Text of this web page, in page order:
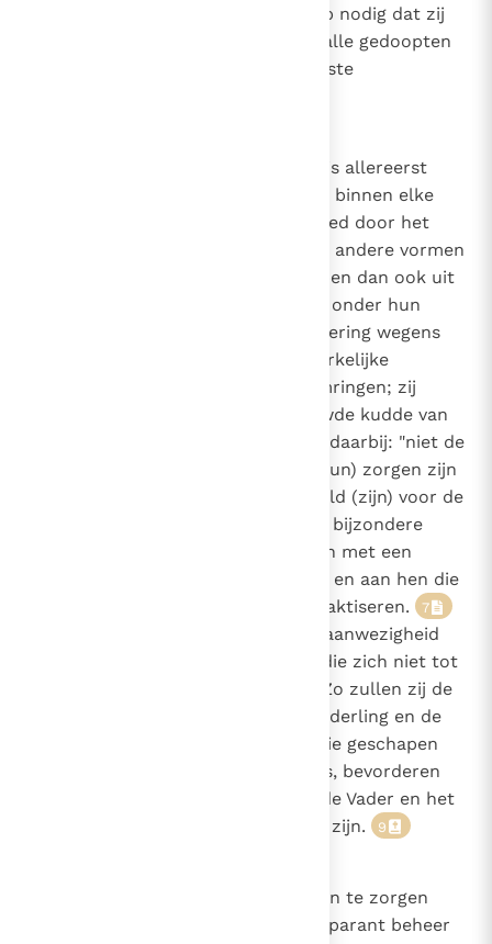
vernieuwing van de gemeenschap nodig dat zij
vaderlijke zorg betrachten voor alle gedoopten
en in het bijzonder voor hun naaste
De interkerkelijke gemeenschap is allereerst
gegrondvest op de gemeenschap binnen elke
lokale Kerk, die altijd wordt gevoed door het
Woord Gods, de Sacramenten en andere vormen
van gebed. Ik nodig de bisschoppen dan ook uit
om alle christelijke gelovigen die onder hun
jurisdictie vallen, zonder uitzondering wegens
sociale status, nationaliteit of kerkelijke
herkomst, met hun zorgen te omringen; zij
moeten voor de hun toevertrouwde kudde van
God zorgen, daarover waken, en daarbij: "niet de
baas (spelen) over hen die aan (hun) zorgen zijn
toevertrouwd, maar een voorbeeld (zijn) voor de
. Laten zij ook bijzondere
aandacht schenken aan gelovigen met een
onregelmatige religieuze praktijk en aan hen die
om allerlei redenen niet meer praktiseren. 7
Zij moeten ook de liefhebbende aanwezigheid
van Christus voorleven aan hen die zich niet tot
het christelijk geloof bekennen. Zo zullen zij de
eenheid tussen de Christenen onderling en de
solidariteit tussen alle mensen die geschapen
zijn naar Gods beeld en gelijkenis, bevorderen
, want alles komt voort uit de Vader en het
is voor de Vader dat wij bestemd zijn. 9
Het is de taak van de Bisschoppen te zorgen
voor een gezond, eerlijk en transparant beheer